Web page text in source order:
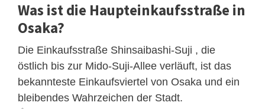
Was ist die Haupteinkaufsstraße in
Osaka?
Die Einkaufsstraße Shinsaibashi-Suji , die
östlich bis zur Mido-Suji-Allee verläuft, ist das
bekannteste Einkaufsviertel von Osaka und ein
bleibendes Wahrzeichen der Stadt.